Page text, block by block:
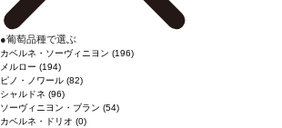
●葡萄品種で選ぶ
カベルネ・ソーヴィニヨン (196)
メルロー (194)
ピノ・ノワール (82)
シャルドネ (96)
ソーヴィニヨン・ブラン (54)
カベルネ・ドリオ (0)